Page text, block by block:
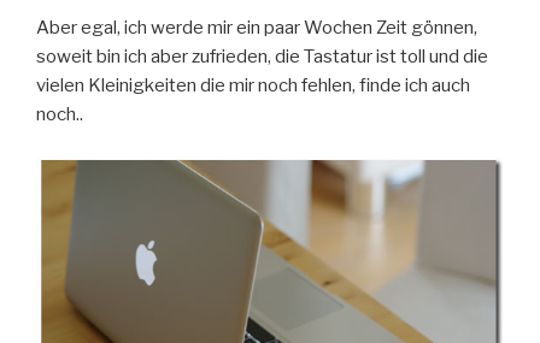
Aber egal, ich werde mir ein paar Wochen Zeit gönnen,
soweit bin ich aber zufrieden, die Tastatur ist toll und die
vielen Kleinigkeiten die mir noch fehlen, finde ich auch
noch..